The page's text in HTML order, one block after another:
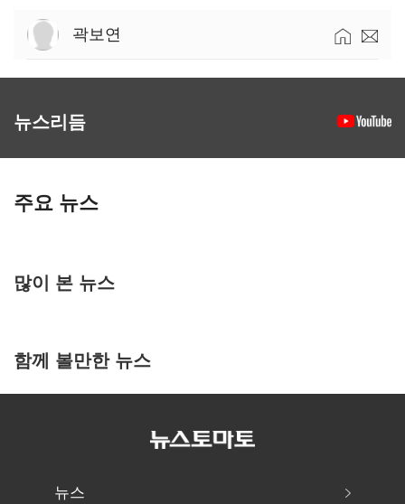
곽보연
뉴스리듬
주요 뉴스
많이 본 뉴스
함께 볼만한 뉴스
뉴스